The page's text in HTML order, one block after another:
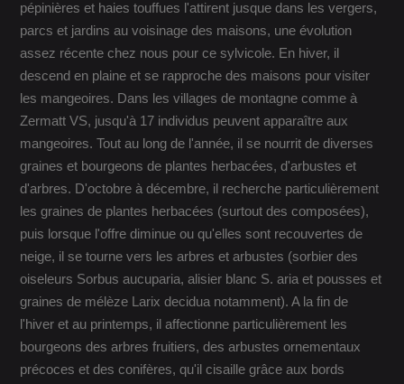
pépinières et haies touffues l'attirent jusque dans les vergers,
parcs et jardins au voisinage des maisons, une évolution
assez récente chez nous pour ce sylvicole. En hiver, il
descend en plaine et se rapproche des maisons pour visiter
les mangeoires. Dans les villages de montagne comme à
Zermatt VS, jusqu'à 17 individus peuvent apparaître aux
mangeoires. Tout au long de l'année, il se nourrit de diverses
graines et bourgeons de plantes herbacées, d'arbustes et
d'arbres. D'octobre à décembre, il recherche particulièrement
les graines de plantes herbacées (surtout des composées),
puis lorsque l'offre diminue ou qu'elles sont recouvertes de
neige, il se tourne vers les arbres et arbustes (sorbier des
oiseleurs Sorbus aucuparia, alisier blanc S. aria et pousses et
graines de mélèze Larix decidua notamment). A la fin de
l'hiver et au printemps, il affectionne particulièrement les
bourgeons des arbres fruitiers, des arbustes ornementaux
précoces et des conifères, qu'il cisaille grâce aux bords